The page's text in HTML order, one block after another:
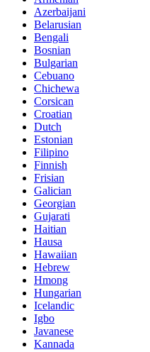
Azerbaijani
Belarusian
Bengali
Bosnian
Bulgarian
Cebuano
Chichewa
Corsican
Croatian
Dutch
Estonian
Filipino
Finnish
Frisian
Galician
Georgian
Gujarati
Haitian
Hausa
Hawaiian
Hebrew
Hmong
Hungarian
Icelandic
Igbo
Javanese
Kannada